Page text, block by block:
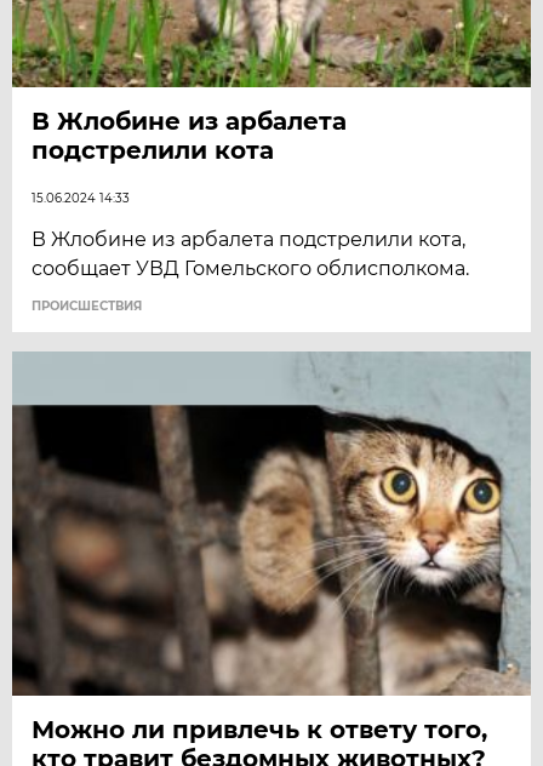
В Жлобине из арбалета
подстрелили кота
15.06.2024 14:33
В Жлобине из арбалета подстрелили кота,
сообщает УВД Гомельского облисполкома.
ПРОИСШЕСТВИЯ
Можно ли привлечь к ответу того,
кто травит бездомных животных?